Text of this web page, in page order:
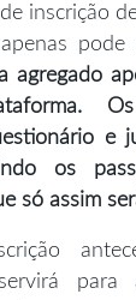
inscrição
agregado
e
os
só assim
para